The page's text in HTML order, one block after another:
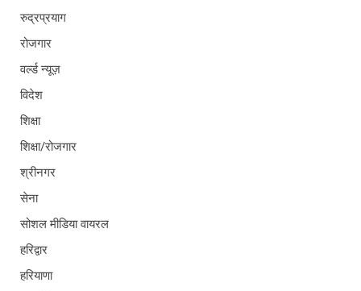
रुद्रप्रयाग
रोजगार
वर्ल्ड न्यूज़
विदेश
शिक्षा
शिक्षा/रोजगार
श्रीनगर
सेना
सोशल मीडिया वायरल
हरिद्वार
हरियाणा